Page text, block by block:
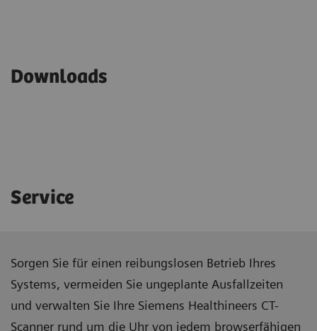
Downloads
Service
Sorgen Sie für einen reibungslosen Betrieb Ihres
Systems, vermeiden Sie ungeplante Ausfallzeiten
und verwalten Sie Ihre Siemens Healthineers CT-
Scanner rund um die Uhr von jedem browserfähigen